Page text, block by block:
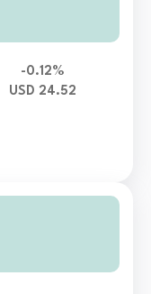
-0.12%
USD 24.52